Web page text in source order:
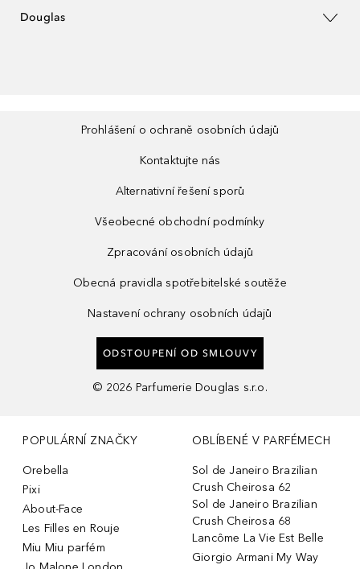
Douglas
Prohlášení o ochraně osobních údajů
Kontaktujte nás
Alternativní řešení sporů
Všeobecné obchodní podmínky
Zpracování osobních údajů
Obecná pravidla spotřebitelské soutěže
Nastavení ochrany osobních údajů
ODSTOUPENÍ OD SMLOUVY
© 2026 Parfumerie Douglas s.r.o.
POPULÁRNÍ ZNAČKY
Orebella
Pixi
About-Face
Les Filles en Rouje
Miu Miu parfém
OBLÍBENÉ V PARFÉMECH
Sol de Janeiro Brazilian
Crush Cheirosa 62
Sol de Janeiro Brazilian
Crush Cheirosa 68
Lancôme La Vie Est Belle
Giorgio Armani My Way